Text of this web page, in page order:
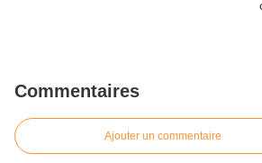
Commentaires
Ajouter un commentaire